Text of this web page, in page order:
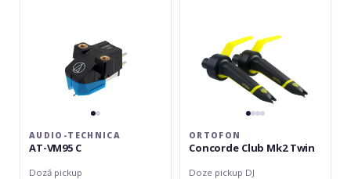
AUDIO-TECHNICA
AT-VM95 C
Doză pickup
ORTOFON
Concorde Club Mk2 Twin
Doze pickup DJ